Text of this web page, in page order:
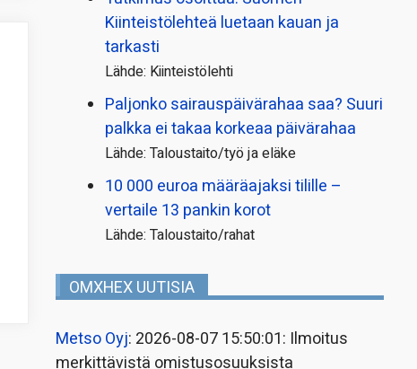
Kiinteistölehteä luetaan kauan ja
tarkasti
Lähde: Kiinteistölehti
Paljonko sairauspäivä­rahaa saa? Suuri
palkka ei takaa korkeaa päivärahaa
Lähde: Taloustaito/työ ja eläke
10 000 euroa määräajaksi tilille –
vertaile 13 pankin korot
Lähde: Taloustaito/rahat
OMXHEX UUTISIA
Metso Oyj: 2026-08-07 15:50:01: Ilmoitus
merkittävistä omistusosuuksista